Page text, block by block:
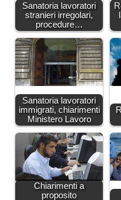
Sanatoria lavoratori
stranieri irregolari,
procedure…
Sanatoria lavoratori
immigrati, chiarimenti
Ministero Lavoro
Chiarimenti a
proposito